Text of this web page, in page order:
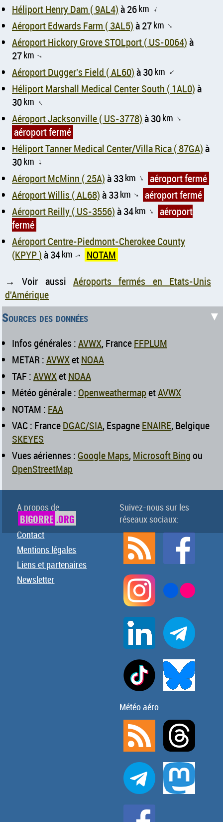
Héliport Henry Dam ( 9AL4)à 26km ↑
Aéroport Edwards Farm ( 3AL5)à 27km ↑
Aéroport Hickory Grove STOLport ( US-0064)à
27km ↑
Aéroport Dugger's Field ( AL60)à 30km ↑
Héliport Marshall Medical Center South ( 1AL0)à
30km ↑
Aéroport Jacksonville ( US-3778)à 30km ↑
aéroport fermé
Héliport Tanner Medical Center/Villa Rica ( 87GA)à
30km ↑
Aéroport McMinn ( 25A)à 33km ↑ aéroport fermé
Aéroport Willis ( AL68)à 33km ↑
aéroport fermé
Aéroport Reilly ( US-3556)à 34km ↑
aéroport
fermé
Aéroport Centre-Piedmont-Cherokee County
(KPYP )à 34km ↑
NOTAM
→ Voir aussi Aéroports fermés en Etats-Unis
d'Amérique
Sources des données
Infos générales :AVWX, FranceFFPLUM
METAR :AVWXetNOAA
TAF :AVWXetNOAA
Météo générale : OpenweathermapetAVWX
NOTAM : FAA
VAC : FranceDGAC/SIA, EspagneENAIRE, Belgique
SKEYES
Vues aériennes : Google Maps, Microsoft Bingou
OpenStreetMap
▼
A propos de
BIGORRE .ORG
Contact
Mentions légales
Liens et partenaires
Newsletter
Suivez-nous sur les
réseaux sociaux:
Météo aéro